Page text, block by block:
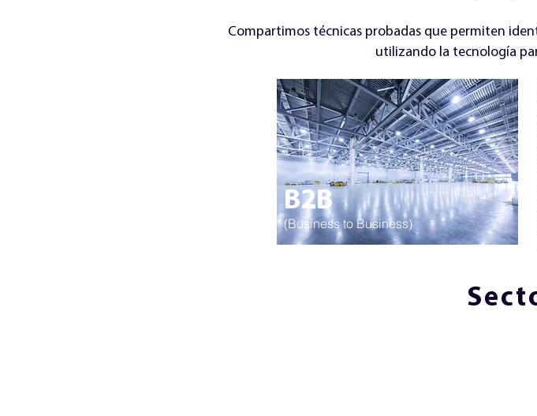
Compartimos técnicas probadas que permiten
utilizando la tecnología
B2B
(Business to Business)